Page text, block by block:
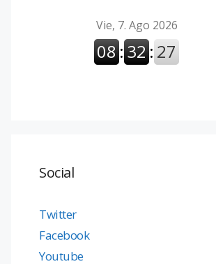
Social
Twitter
Facebook
Youtube